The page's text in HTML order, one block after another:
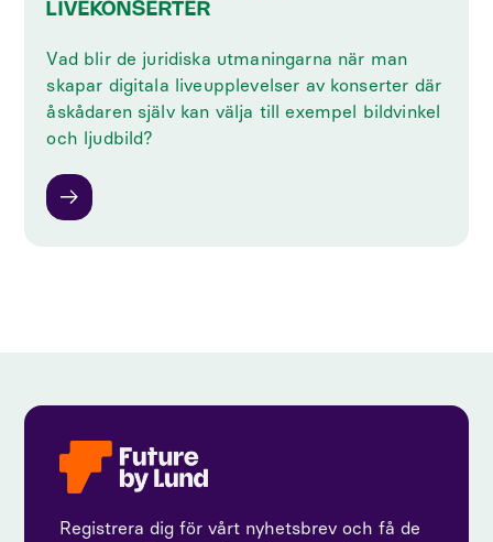
LIVEKONSERTER
Vad blir de juridiska utmaningarna när man
skapar digitala liveupplevelser av konserter där
åskådaren själv kan välja till exempel bildvinkel
och ljudbild?
Registrera dig för vårt nyhetsbrev och få de